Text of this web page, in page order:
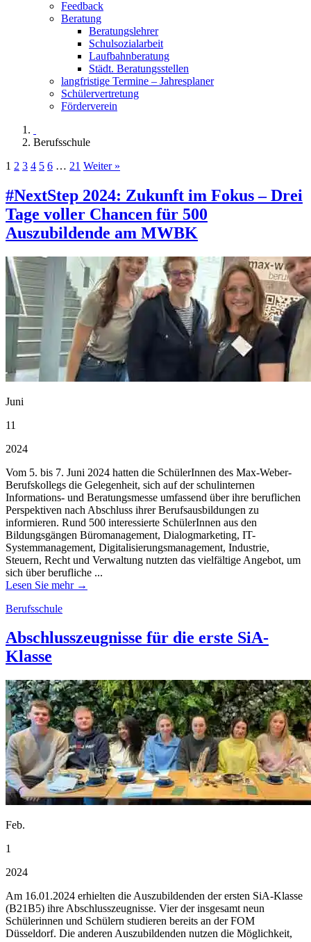
Feedback
Beratung
Beratungslehrer
Schulsozialarbeit
Laufbahnberatung
Städt. Beratungsstellen
langfristige Termine – Jahresplaner
Schülervertretung
Förderverein
Berufsschule
1 2 3 4 5 6 … 21 Weiter »
#NextStep 2024: Zukunft im Fokus – Drei
Tage voller Chancen für 500
Auszubildende am MWBK
Juni
11
2024
Vom 5. bis 7. Juni 2024 hatten die SchülerInnen des Max-Weber-
Berufskollegs die Gelegenheit, sich auf der schulinternen
Informations- und Beratungsmesse umfassend über ihre beruflichen
Perspektiven nach Abschluss ihrer Berufsausbildungen zu
informieren. Rund 500 interessierte SchülerInnen aus den
Bildungsgängen Büromanagement, Dialogmarketing, IT-
Systemmanagement, Digitalisierungsmanagement, Industrie,
Steuern, Recht und Verwaltung nutzten das vielfältige Angebot, um
sich über berufliche ...
Lesen Sie mehr →
Berufsschule
Abschlusszeugnisse für die erste SiA-
Klasse
Feb.
1
2024
Am 16.01.2024 erhielten die Auszubildenden der ersten SiA-Klasse
(B21B5) ihre Abschlusszeugnisse. Vier der insgesamt neun
Schülerinnen und Schülern studieren bereits an der FOM
Düsseldorf. Die anderen Auszubildenden nutzen die Möglichkeit,